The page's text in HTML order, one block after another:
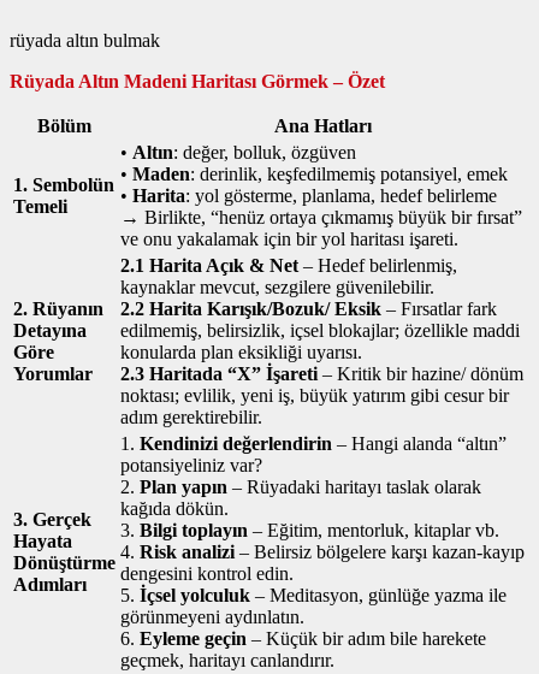
rüyada altın bulmak
Rüyada Altın Madeni Haritası Görmek – Özet
Bölüm Ana Hatları
1. Sembolün
Temeli
• Altın: değer, bolluk, özgüven
• Maden: derinlik, keşfedilmemiş potansiyel, emek
• Harita: yol gösterme, planlama, hedef belirleme
→ Birlikte, “henüz ortaya çıkmamış büyük bir fırsat”
ve onu yakalamak için bir yol haritası işareti.
2. Rüyanın
Detayına
Göre
Yorumlar
2.1 Harita Açık & Net – Hedef belirlenmiş,
kaynaklar mevcut, sezgilere güvenilebilir.
2.2 Harita Karışık/Bozuk/ Eksik – Fırsatlar fark
edilmemiş, belirsizlik, içsel blokajlar; özellikle maddi
konularda plan eksikliği uyarısı.
2.3 Haritada “X” İşareti – Kritik bir hazine/ dönüm
noktası; evlilik, yeni iş, büyük yatırım gibi cesur bir
adım gerektirebilir.
3. Gerçek
Hayata
Dönüştürme
Adımları
1. Kendinizi değerlendirin – Hangi alanda “altın”
potansiyeliniz var?
2. Plan yapın – Rüyadaki haritayı taslak olarak
kağıda dökün.
3. Bilgi toplayın – Eğitim, mentorluk, kitaplar vb.
4. Risk analizi – Belirsiz bölgelere karşı kazan‑kayıp
dengesini kontrol edin.
5. İçsel yolculuk – Meditasyon, günlüğe yazma ile
görünmeyeni aydınlatın.
6. Eyleme geçin – Küçük bir adım bile harekete
geçmek, haritayı canlandırır.